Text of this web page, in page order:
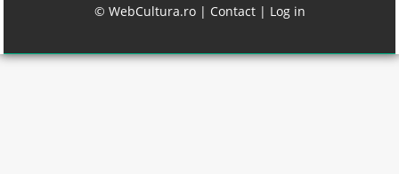
© WebCultura.ro | Contact| Log in